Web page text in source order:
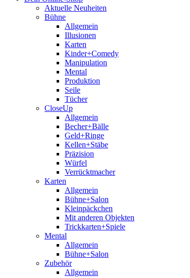
Aktuelle Neuheiten
Bühne
Allgemein
Illusionen
Karten
Kinder+Comedy
Manipulation
Mental
Produktion
Seile
Tücher
CloseUp
Allgemein
Becher+Bälle
Geld+Ringe
Kellen+Stäbe
Präzision
Würfel
Verrücktmacher
Karten
Allgemein
Bühne+Salon
Kleinpäckchen
Mit anderen Objekten
Trickkarten+Spiele
Mental
Allgemein
Bühne+Salon
Zubehör
Allgemein